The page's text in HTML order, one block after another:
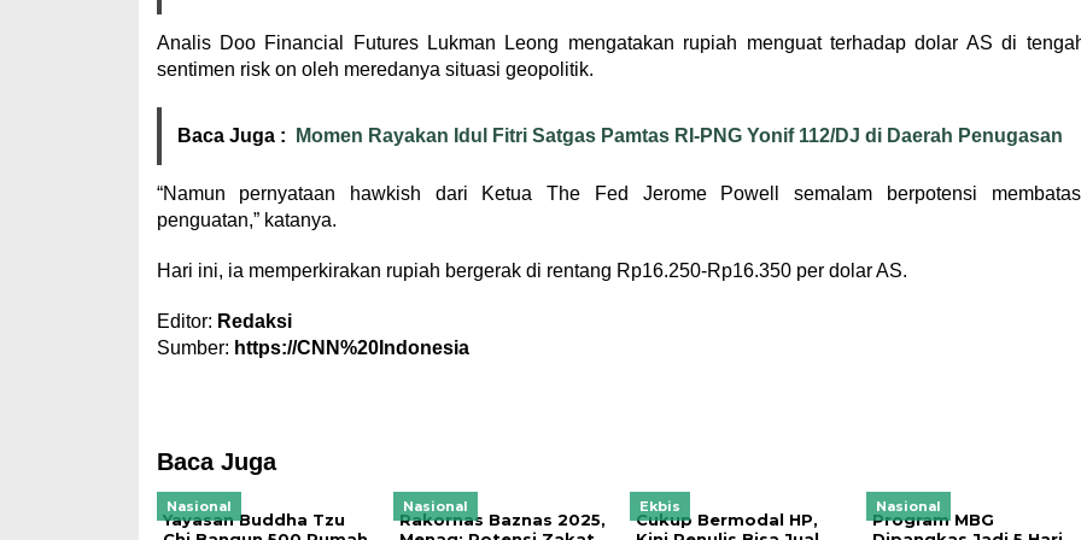
Analis Doo Financial Futures Lukman Leong mengatakan rupiah menguat terhadap dolar AS di
sentimen risk on oleh meredanya situasi geopolitik.
Baca Juga : Momen Rayakan Idul Fitri Satgas Pamtas RI-PNG Yonif 112/DJ di Daerah Penugasan
“Namun pernyataan hawkish dari Ketua The Fed Jerome Powell semalam berpotensi
penguatan,” katanya.
Hari ini, ia memperkirakan rupiah bergerak di rentang Rp16.250-Rp16.350 per dolar AS.
Editor: Redaksi
Sumber: https://CNN%20Indonesia
Baca Juga
Nasional
Yayasan Buddha Tzu
Nasional
Rakornas Baznas 2025,
Ekbis
Cukup Bermodal HP,
Nasional
Program MBG